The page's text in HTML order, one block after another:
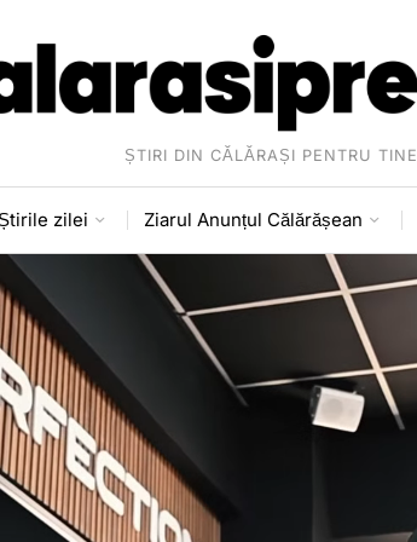
ȘTIRI DIN CĂLĂRAȘI PENTRU TINE
zilei Ziarul Anunțul Călărășean